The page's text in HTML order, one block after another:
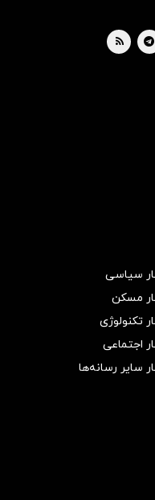
سیاسی
مسکن
تکنولوژی
اجتماعی
سایر رسانه‌‌ها